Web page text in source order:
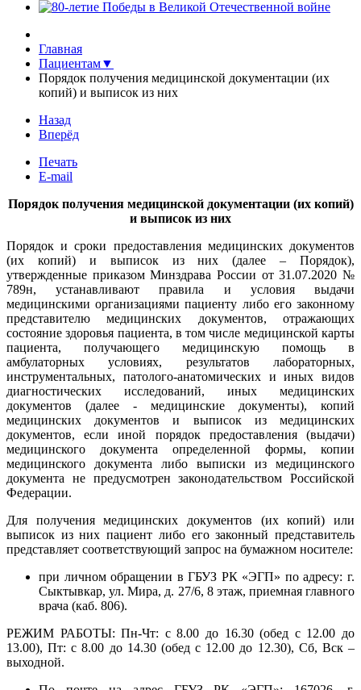
Главная
Пациентам▼
Порядок получения медицинской документации (их
копий) и выписок из них
Назад
Вперёд
Печать
E-mail
Порядок получения медицинской документации (их копий)
и выписок из них
Порядок и сроки предоставления медицинских документов
(их копий) и выписок из них (далее – Порядок),
утвержденные приказом Минздрава России от 31.07.2020 №
789н, устанавливают правила и условия выдачи
медицинскими организациями пациенту либо его законному
представителю медицинских документов, отражающих
состояние здоровья пациента, в том числе медицинской карты
пациента, получающего медицинскую помощь в
амбулаторных условиях, результатов лабораторных,
инструментальных, патолого-анатомических и иных видов
диагностических исследований, иных медицинских
документов (далее - медицинские документы), копий
медицинских документов и выписок из медицинских
документов, если иной порядок предоставления (выдачи)
медицинского документа определенной формы, копии
медицинского документа либо выписки из медицинского
документа не предусмотрен законодательством Российской
Федерации.
Для получения медицинских документов (их копий) или
выписок из них пациент либо его законный представитель
представляет соответствующий запрос на бумажном носителе:
при личном обращении в ГБУЗ РК «ЭГП» по адресу: г.
Сыктывкар, ул. Мира, д. 27/6, 8 этаж, приемная главного
врача (каб. 806).
РЕЖИМ РАБОТЫ: Пн-Чт: с 8.00 до 16.30 (обед с 12.00 до
13.00), Пт: с 8.00 до 14.30 (обед с 12.00 до 12.30), Сб, Вск –
выходной.